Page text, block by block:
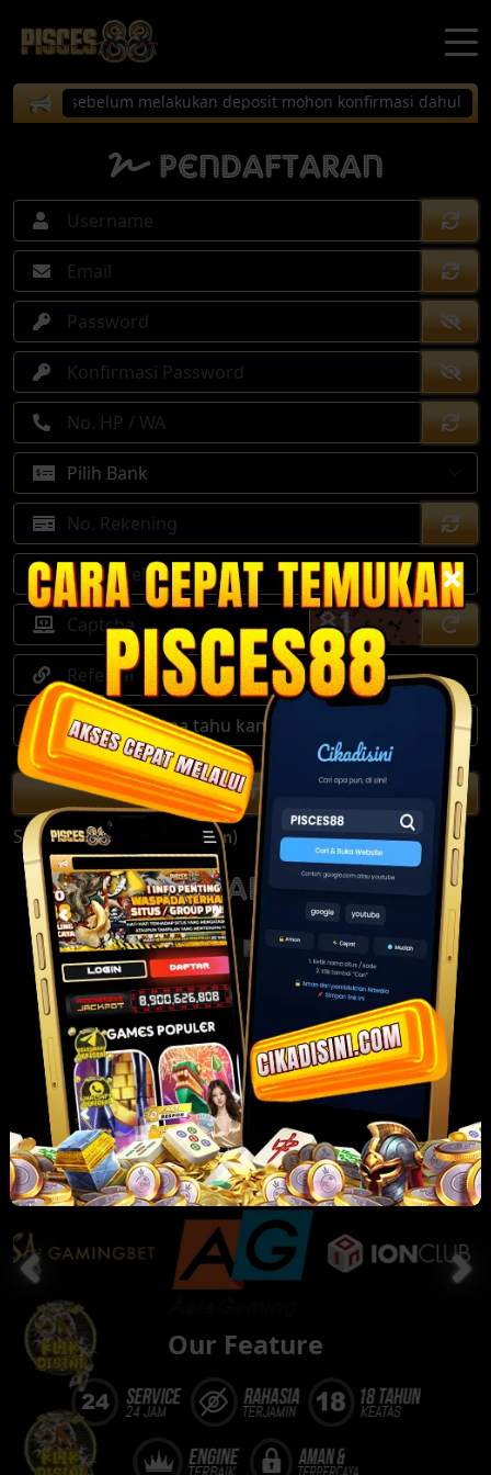
sebelum melakukan deposit mohon konfirmasi dahulu ke
Pendaftaran
DAFTAR
Sudah punya akun ? ( Login)
Available Bank
Our Partner
Our Feature